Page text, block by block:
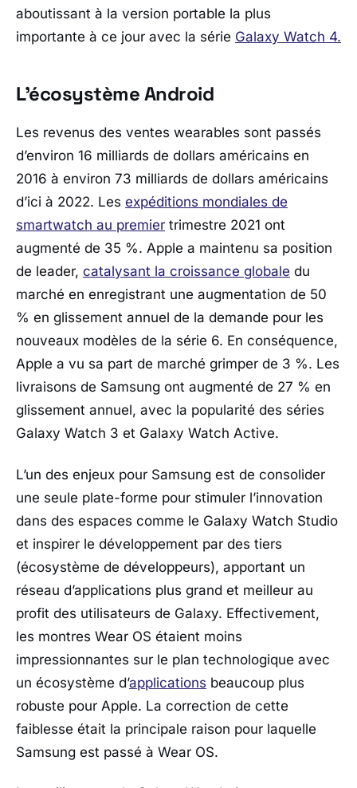
aboutissant à la version portable la plus
importante à ce jour avec la série Galaxy Watch 4.
L’écosystème Android
Les revenus des ventes wearables sont passés
d’environ 16 milliards de dollars américains en
2016 à environ 73 milliards de dollars américains
d’ici à 2022. Les expéditions mondiales de
smartwatch au premier trimestre 2021 ont
augmenté de 35 %. Apple a maintenu sa position
de leader, catalysant la croissance globale du
marché en enregistrant une augmentation de 50
% en glissement annuel de la demande pour les
nouveaux modèles de la série 6. En conséquence,
Apple a vu sa part de marché grimper de 3 %. Les
livraisons de Samsung ont augmenté de 27 % en
glissement annuel, avec la popularité des séries
Galaxy Watch 3 et Galaxy Watch Active.
L’un des enjeux pour Samsung est de consolider
une seule plate-forme pour stimuler l’innovation
dans des espaces comme le Galaxy Watch Studio
et inspirer le développement par des tiers
(écosystème de développeurs), apportant un
réseau d’applications plus grand et meilleur au
profit des utilisateurs de Galaxy. Effectivement,
les montres Wear OS étaient moins
impressionnantes sur le plan technologique avec
un écosystème d’applications beaucoup plus
robuste pour Apple. La correction de cette
faiblesse était la principale raison pour laquelle
Samsung est passé à Wear OS.